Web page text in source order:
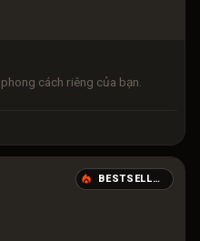
cách riêng của bạn.
BESTSELLER